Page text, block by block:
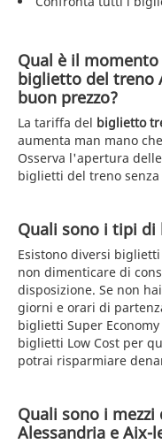
Qual è il
biglietto del treno
buon prezzo?
La tariffa del biglietto
aumenta man mano
Osserva l'apertura
biglietti del treno
Quali sono i tipi
Esistono diversi
non dimenticare di
disposizione. Se non
giorni e orari di
biglietti Super
biglietti Low Cost per
potrai risparmiare
Quali sono i
Alessandria e Aix-